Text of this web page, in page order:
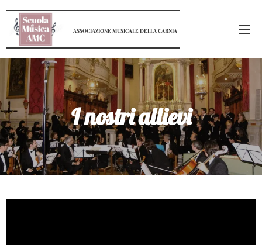
ASSOCIAZIONEMUSICALEDELLACARNIA
I nostri allievi